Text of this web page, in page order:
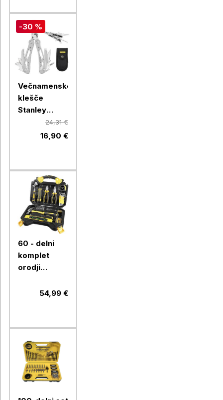
-30 %
Večnamenske
klešče
Stanley
Multi-tool, 12
funkcij
24,31 €
16,90 €
60 - delni
komplet
orodji
FDG5006-
54,99 €